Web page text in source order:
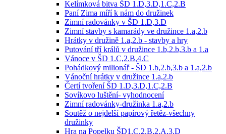
Kelímková bitva ŠD 1.D,3.D,1.C,2.B
Paní Zima míří k nám do družinek
Zimní radovánky v ŠD 1.D,3.D
Zimní stavby s kamarády ve družince 1.a,2.b
Hrátky v družině 1.a,2.b - stavby a hry
Putování tří králů v družince 1.b,2.b,3.b a 1.a
Vánoce v ŠD 1.C,2.B,4.C
Pohádkový milionář - ŠD 1.b,2.b,3.b a 1.a,2.b
Vánoční hrátky v družince 1.a,2.b
Čertí tvoření ŠD 1.D,3.D,1.C,2.B
Sovíkovo luštění- vyhodnocení
Zimní radovánky-družinka 1.a,2.b
Soutěž o nejdelší papírový řetěz-všechny
družinky
Hra na Popelku ŠD1.C,2.B,2.A,3.D